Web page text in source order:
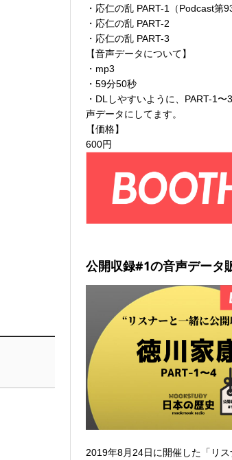
・応仁の乱 PART-1（Podcast第
・応仁の乱 PART-2
・応仁の乱 PART-3
【音声データについて】
・mp3
・59分50秒
・DLしやすいように、PART-1〜
声データにしてます。
【価格】
600円
公開収録#1の音声データ
2019年8月24日に開催した「リス